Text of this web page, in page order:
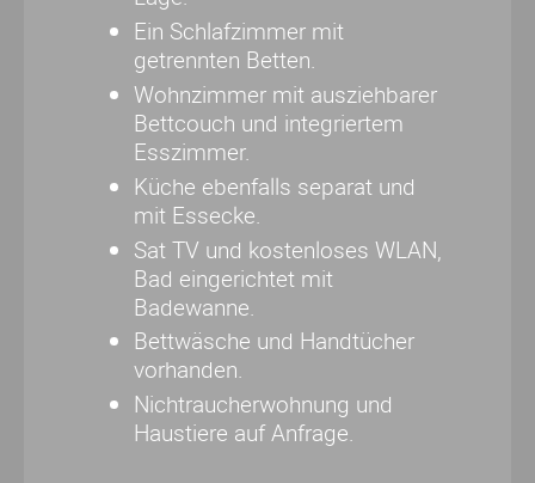
Ein Schlafzimmer mit
getrennten Betten.
Wohnzimmer mit ausziehbarer
Bettcouch und integriertem
Esszimmer.
Küche ebenfalls separat und
mit Essecke.
Sat TV und kostenloses WLAN,
Bad eingerichtet mit
Badewanne.
Bettwäsche und Handtücher
vorhanden.
Nichtraucherwohnung und
Haustiere auf Anfrage.